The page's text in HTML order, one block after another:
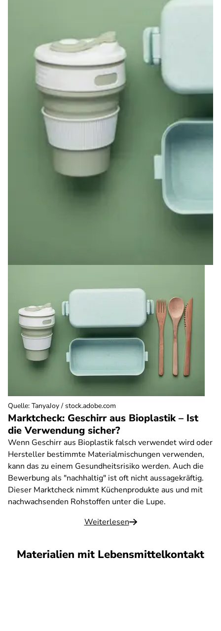
Marktcheck: Geschirr aus Bioplastik – Ist
die Verwendung sicher?
Wenn Geschirr aus Bioplastik falsch verwendet wird oder
Hersteller bestimmte Materialmischungen verwenden,
kann das zu einem Gesundheitsrisiko werden. Auch die
Bewerbung als "nachhaltig" ist oft nicht aussagekräftig.
Dieser Marktcheck nimmt Küchenprodukte aus und mit
nachwachsenden Rohstoffen unter die Lupe.
Weiterlesen
Quelle: TanyaJoy / stock.adobe.com
Materialien mit Lebensmittelkontakt